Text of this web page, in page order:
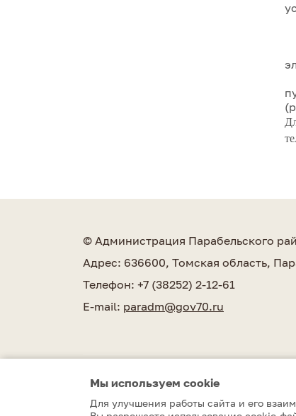
© Администрация Парабельского
Адрес: 636600, Томская область,
Телефон: +7 (38252) 2-12-61
E-mail: paradm@gov70.ru
Парабельский район © 2010–2026
Мы используем сookie
Для улучшения работы сайта и его